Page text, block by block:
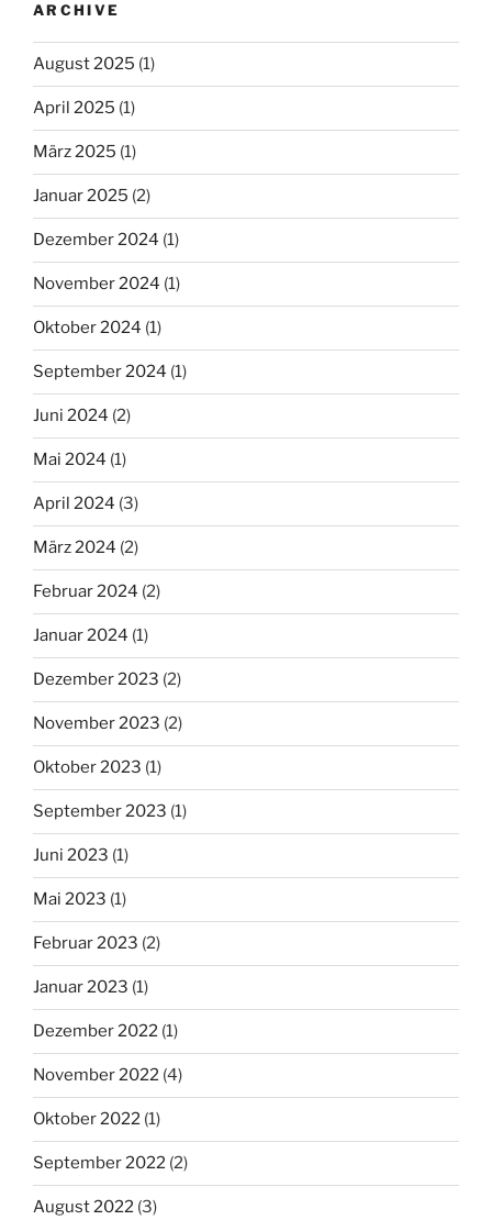
ARCHIVE
August 2025 (1)
April 2025 (1)
März 2025 (1)
Januar 2025 (2)
Dezember 2024 (1)
November 2024 (1)
Oktober 2024 (1)
September 2024 (1)
Juni 2024 (2)
Mai 2024 (1)
April 2024 (3)
März 2024 (2)
Februar 2024 (2)
Januar 2024 (1)
Dezember 2023 (2)
November 2023 (2)
Oktober 2023 (1)
September 2023 (1)
Juni 2023 (1)
Mai 2023 (1)
Februar 2023 (2)
Januar 2023 (1)
Dezember 2022 (1)
November 2022 (4)
Oktober 2022 (1)
September 2022 (2)
August 2022 (3)